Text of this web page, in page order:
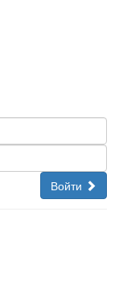
Войти